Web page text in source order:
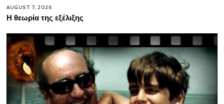
AUGUST 7, 2026
Η θεωρία της εξέλιξης